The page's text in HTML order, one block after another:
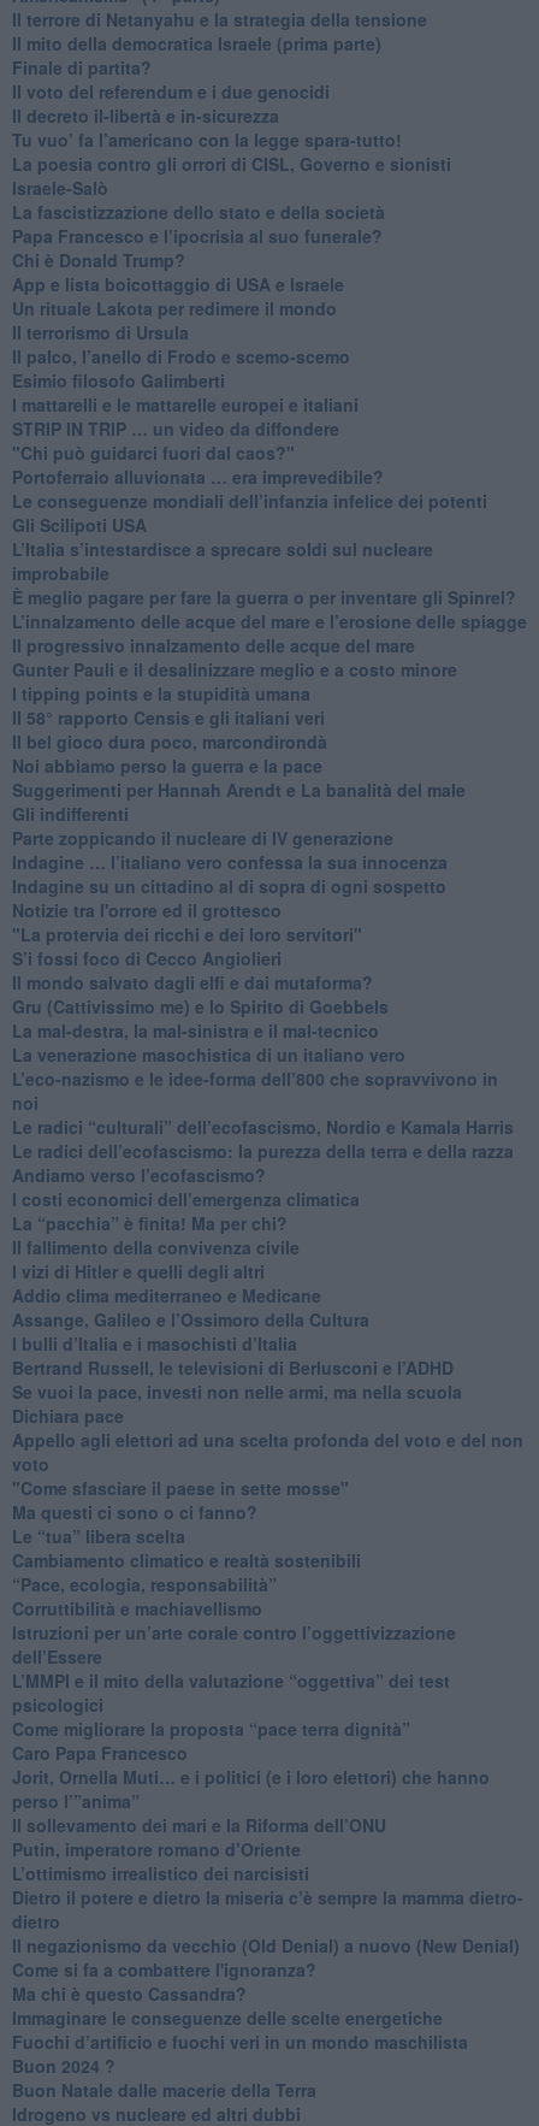
​Il terrore di Netanyahu e la strategia della tensione
Il mito della democratica Israele (prima parte)
​Finale di partita?
​Il voto del referendum e i due genocidi
Il decreto il-libertà e in-sicurezza
Tu vuo’ fa l’americano con la legge spara-tutto!
La poesia contro gli orrori di CISL, Governo e sionisti
Israele-Salò
​La fascistizzazione dello stato e della società
Papa Francesco e l’ipocrisia al suo funerale?
​Chi è Donald Trump?
App e lista boicottaggio di USA e Israele
​Un rituale Lakota per redimere il mondo
Il terrorismo di Ursula
​Il palco, l’anello di Frodo e scemo-scemo
Esimio filosofo Galimberti
​I mattarelli e le mattarelle europei e italiani
​STRIP IN TRIP … un video da diffondere
"Chi può guidarci fuori dal caos?"
​Portoferraio alluvionata … era imprevedibile?
Le conseguenze mondiali dell’infanzia infelice dei potenti
​Gli Scilipoti USA
L’Italia s’intestardisce a sprecare soldi sul nucleare
improbabile
È meglio pagare per fare la guerra o per inventare gli Spinrel?
​L’innalzamento delle acque del mare e l’erosione delle spiagge
​Il progressivo innalzamento delle acque del mare
​Gunter Pauli e il desalinizzare meglio e a costo minore
I tipping points e la stupidità umana
​Il 58° rapporto Censis e gli italiani veri
​Il bel gioco dura poco, marcondirondà
Noi abbiamo perso la guerra e la pace
Suggerimenti per Hannah Arendt e La banalità del male
​Gli indifferenti
Parte zoppicando il nucleare di IV generazione
​Indagine … l’italiano vero confessa la sua innocenza
Indagine su un cittadino al di sopra di ogni sospetto
Notizie tra l'orrore ed il grottesco
"La protervia dei ricchi e dei loro servitori"
S’i fossi foco di Cecco Angiolieri
​Il mondo salvato dagli elfi e dai mutaforma?
Gru (Cattivissimo me) e lo Spirito di Goebbels
​La mal-destra, la mal-sinistra e il mal-tecnico
​La venerazione masochistica di un italiano vero
​L’eco-nazismo e le idee-forma dell’800 che sopravvivono in
noi
​Le radici “culturali” dell’ecofascismo, Nordio e Kamala Harris
Le radici dell’ecofascismo: la purezza della terra e della razza
Andiamo verso l’ecofascismo?
I costi economici dell’emergenza climatica
​La “pacchia” è finita! Ma per chi?
​Il fallimento della convivenza civile
​I vizi di Hitler e quelli degli altri
Addio clima mediterraneo e Medicane
​Assange, Galileo e l’Ossimoro della Cultura
​I bulli d’Italia e i masochisti d’Italia
​Bertrand Russell, le televisioni di Berlusconi e l’ADHD
​Se vuoi la pace, investi non nelle armi, ma nella scuola
​Dichiara pace
​Appello agli elettori ad una scelta profonda del voto e del non
voto
"Come sfasciare il paese in sette mosse"
​Ma questi ci sono o ci fanno?
​Le “tua” libera scelta
Cambiamento climatico e realtà sostenibili
“Pace, ecologia, responsabilità”
​Corruttibilità e machiavellismo
Istruzioni per un’arte corale contro l’oggettivizzazione
dell’Essere
​L’MMPI e il mito della valutazione “oggettiva” dei test
psicologici
Come migliorare la proposta “pace terra dignità”
Caro Papa Francesco
​Jorit, Ornella Muti… e i politici (e i loro elettori) che hanno
perso l’”anima”
​Il sollevamento dei mari e la Riforma dell’ONU
Putin, imperatore romano d’Oriente
​L’ottimismo irrealistico dei narcisisti
​Dietro il potere e dietro la miseria c’è sempre la mamma dietro-
dietro
Il negazionismo da vecchio (Old Denial) a nuovo (New Denial)
Come si fa a combattere l'ignoranza?
Ma chi è questo Cassandra?
Immaginare le conseguenze delle scelte energetiche
​Fuochi d’artificio e fuochi veri in un mondo maschilista
Buon 2024 ?
​Buon Natale dalle macerie della Terra
​Idrogeno vs nucleare ed altri dubbi